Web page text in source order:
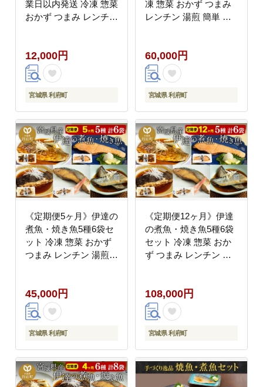
業日以内発送 冷凍 惣菜
おかず つまみ レンチン
サバ さば さんま ぶり
ブリ かれい 金目鯛 冷
凍 惣菜 おかず つまみ
レンチン 湯煎 簡単 煮
12,000円
宮城県 利府町
凍 惣菜 おかず つまみ
レンチン 湯煎 簡単 煮
んま いわし かれい 冷
凍 惣菜 おかず つまみ
レンチン 湯煎 簡単 煮
物 煮付 焼魚]
60,000円
宮城県 利府町
《定期便5ヶ月》伊達の
煮魚・焼き魚5種6袋セ
ット 冷凍 惣菜 おかず
つまみ レンチン 湯煎
さば さんま ぶり かれ
い 冷凍 惣菜 おかず つ
まみ レンチン 湯煎 簡
単 煮物 煮付 焼魚]
45,000円
宮城県 利府町
《定期便12ヶ月》伊達
の煮魚・焼き魚5種6袋
セット 冷凍 惣菜 おか
ず つまみ レンチン 湯
バ さば さんま ぶり か
れい 冷凍 惣菜 おかず
つまみ レンチン 湯煎
簡単 煮物 煮付 焼魚]
108,000円
宮城県 利府町